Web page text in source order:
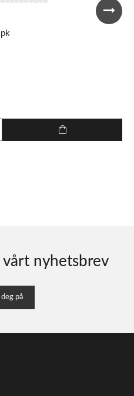
vårt nyhetsbrev
på